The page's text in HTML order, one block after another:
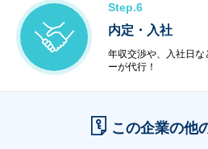
Step.6
内定・入社
年収交渉や、入社日
ーが代行！
この企業の他